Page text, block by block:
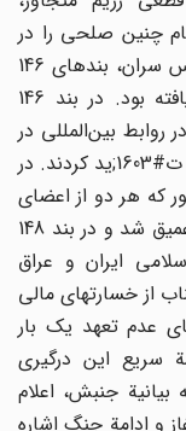
چنین صلحی را در
منطقه تضمین کنیم.» در بیانیة پایانی اجلاس سران، بندهای 146
تا 148 به جنگ ایران و عراق اختصاص یافته بود. در بند 146
بین‌المللی در
رابطه با جنگ جمهوری اسلامی ایران و عراق ت#1603;ید کردند. در
که هر دو از اعضای
مهم جنبش عدم تعهد هستند، ابراز نگرانی عمیق ‌شد و در بند 148
ایران و عراق
از خسارتهای مالی
تعهد یک بار
این درگیری
جنبش، اعلام
و ادامة جنگ اشاره‌